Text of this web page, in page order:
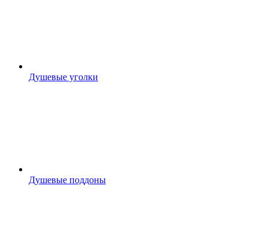
Душевые уголки
Душевые поддоны